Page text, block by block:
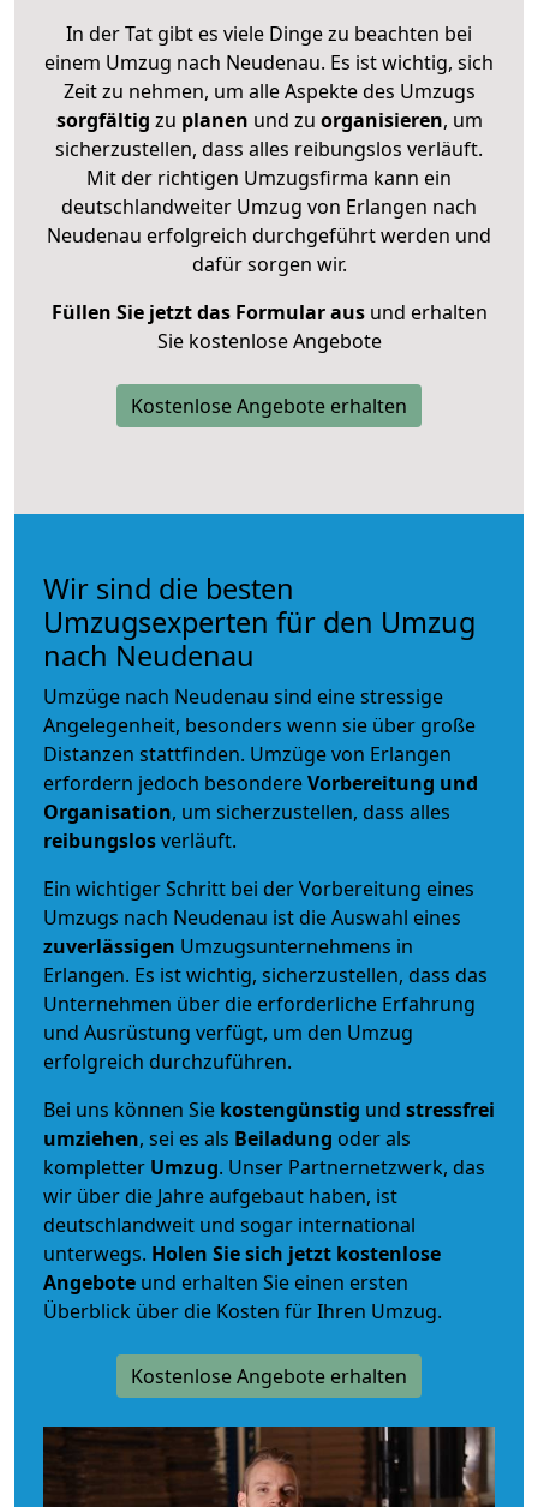
In der Tat gibt es viele Dinge zu beachten bei
einem Umzug nach Neudenau. Es ist wichtig, sich
Zeit zu nehmen, um alle Aspekte des Umzugs
sorgfältig zu planen und zu organisieren, um
sicherzustellen, dass alles reibungslos verläuft.
Mit der richtigen Umzugsfirma kann ein
deutschlandweiter Umzug von Erlangen nach
Neudenau erfolgreich durchgeführt werden und
dafür sorgen wir.
Füllen Sie jetzt das Formular ausund erhalten
Sie kostenlose Angebote
Kostenlose Angebote erhalten
Wir sind die besten
Umzugsexperten für den Umzug
nach Neudenau
Umzüge nach Neudenau sind eine stressige
Angelegenheit, besonders wenn sie über große
Distanzen stattfinden. Umzüge von Erlangen
erfordern jedoch besondereVorbereitung und
Organisation, um sicherzustellen, dass alles
reibungslosverläuft.
Ein wichtiger Schritt bei der Vorbereitung eines
Umzugs nach Neudenau ist die Auswahl eines
zuverlässigen Umzugsunternehmens in
Erlangen. Es ist wichtig, sicherzustellen, dass das
Unternehmen über die erforderliche Erfahrung
und Ausrüstung verfügt, um den Umzug
erfolgreich durchzuführen.
Bei uns können Sie kostengünstig und stressfrei
umziehen, sei es als Beiladung oder als
kompletter Umzug. Unser Partnernetzwerk, das
wir über die Jahre aufgebaut haben, ist
deutschlandweit und sogar international
unterwegs. Holen Sie sich jetzt kostenlose
Angebote und erhalten Sie einen ersten
Überblick über die Kosten für Ihren Umzug.
Kostenlose Angebote erhalten